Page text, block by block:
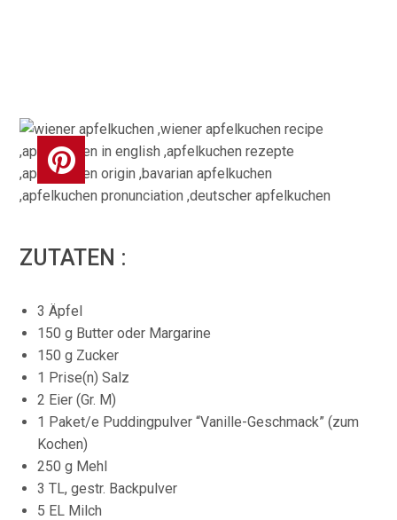
ZUTATEN :
3 Äpfel
150 g Butter oder Margarine
150 g Zucker
1 Prise(n) Salz
2 Eier (Gr. M)
1 Paket/e Puddingpulver “Vanille-Geschmack” (zum
Kochen)
250 g Mehl
3 TL, gestr. Backpulver
5 EL Milch